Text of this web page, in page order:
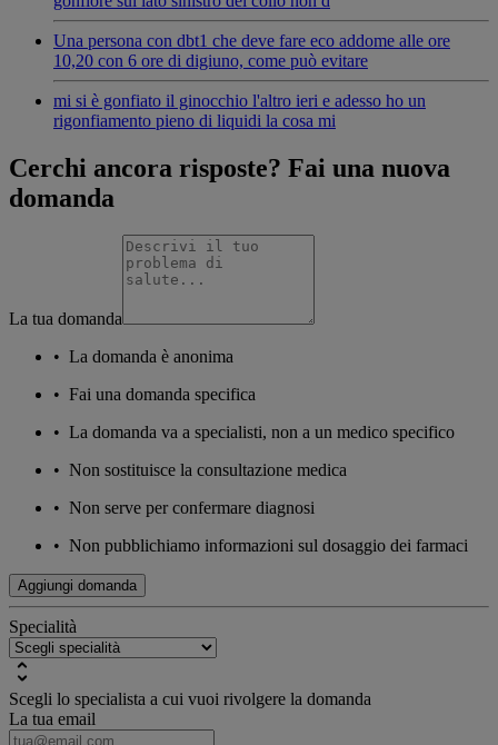
Una persona con dbt1 che deve fare eco addome alle ore
10,20 con 6 ore di digiuno, come può evitare
mi si è gonfiato il ginocchio l'altro ieri e adesso ho un
rigonfiamento pieno di liquidi la cosa mi
Cerchi ancora risposte? Fai una nuova
domanda
La tua domanda
• La domanda è anonima
• Fai una domanda specifica
• La domanda va a specialisti, non a un medico specifico
• Non sostituisce la consultazione medica
• Non serve per confermare diagnosi
• Non pubblichiamo informazioni sul dosaggio dei farmaci
Aggiungi domanda
Specialità
Scegli lo specialista a cui vuoi rivolgere la domanda
La tua email